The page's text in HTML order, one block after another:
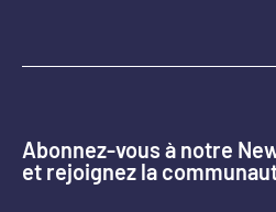
Abonnez-vous à notre
et rejoignez la